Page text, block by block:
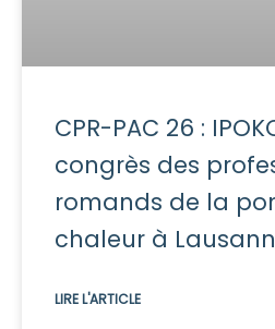
CPR-PAC 26 :
congrès des
romands de la
chaleur à
LIRE L'ARTICLE